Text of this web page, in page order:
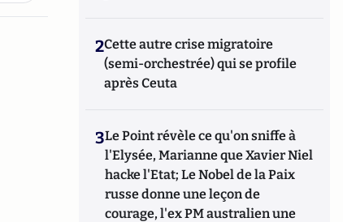
2Cette autre crise migratoire
(semi-orchestrée) qui se profile
après Ceuta
3Le Point révèle ce qu'on sniffe à
l'Elysée, Marianne que Xavier Niel
hacke l'Etat; Le Nobel de la Paix
russe donne une leçon de
courage, l'ex PM australien une